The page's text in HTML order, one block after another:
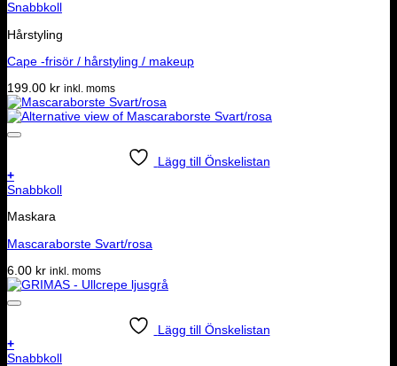
Snabbkoll
Hårstyling
Cape -frisör / hårstyling / makeup
199.00 kr inkl. moms
Lägg till Önskelistan
+
Snabbkoll
Maskara
Mascaraborste Svart/rosa
6.00 kr inkl. moms
Lägg till Önskelistan
+
Snabbkoll